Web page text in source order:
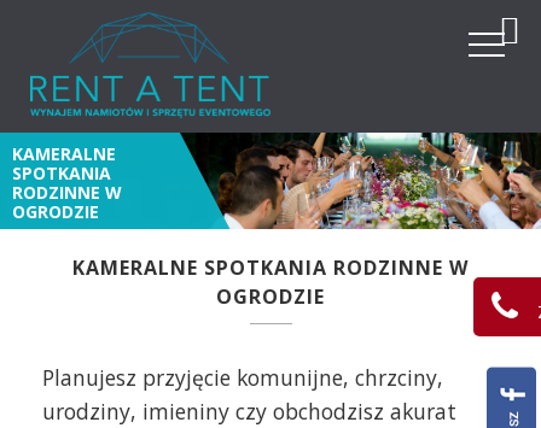
KAMERALNE
SPOTKANIA
RODZINNE W
OGRODZIE
KAMERALNE SPOTKANIA RODZINNE W
OGRODZIE
Planujesz przyjęcie komunijne, chrzciny,
urodziny, imieniny czy obchodzisz akurat